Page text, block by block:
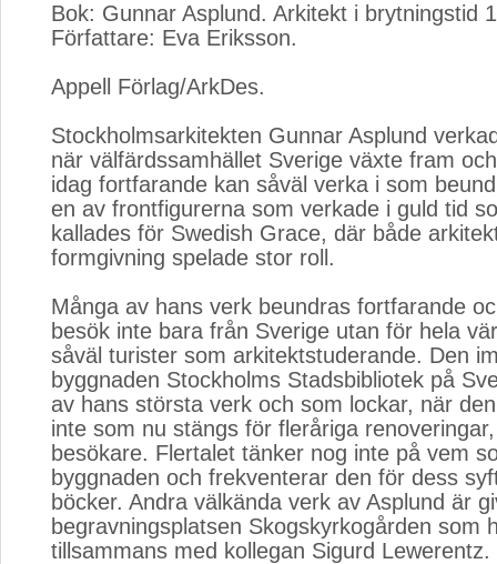
Bok: Gunnar Asplund. Arkitekt i brytningstid
Författare: Eva Eriksson.
Appell Förlag/ArkDes.
Stockholmsarkitekten Gunnar Asplund
när välfärdssamhället Sverige växte fram
idag fortfarande kan såväl verka i som
en av frontfigurerna som verkade i guld tid
kallades för Swedish Grace, där både
formgivning spelade stor roll.
Många av hans verk beundras fortfarande
besök inte bara från Sverige utan för hela
såväl turister som arkitektstuderande. Den
byggnaden Stockholms Stadsbibliotek på
av hans största verk och som lockar, när
inte som nu stängs för fleråriga
besökare. Flertalet tänker nog inte på vem
byggnaden och frekventerar den för dess
böcker. Andra välkända verk av Asplund är
begravningsplatsen Skogskyrkogården som
tillsammans med kollegan Sigurd Lewerentz.